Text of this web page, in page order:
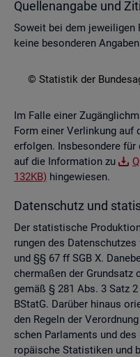
Quel­len­an­ga­be und
So­weit bei dem je­wei­li­gen
keine be­son­de­ren
© Sta­tis­tik der
Im Falle einer
Form einer Ver­lin­kung auf
er­fol­gen. Ins­be­son­de­re
auf die In­for­ma­ti­on zu
132KB) hin­ge­wie­sen.
Da­ten­schutz und
Der sta­tis­ti­sche
run­gen des
und §§ 67 ff SGB X.
cher­ma­ßen der Grund­satz
gemäß § 281 Abs. 3 Satz
BStatG. Dar­über hin­aus
den Re­geln der
schen Par­la­ments und
ro­päi­sche Sta­tis­ti­ken und